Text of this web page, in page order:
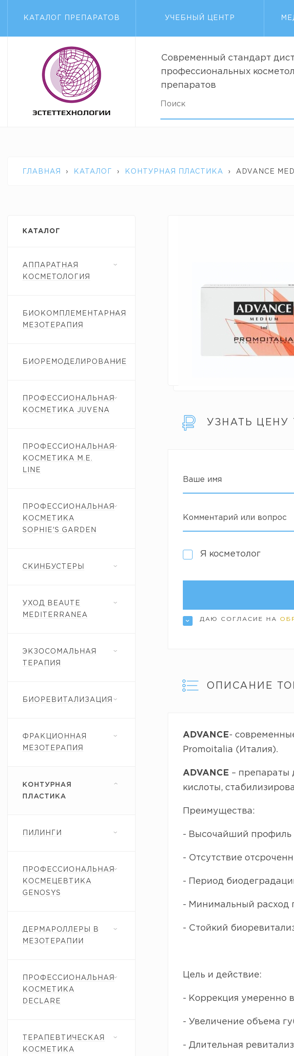
КАТАЛОГ ПРЕПАРАТОВ УЧЕБНЫЙ ЦЕНТР
Современный стандарт
профессиональных
препаратов
ГЛАВНАЯ › КАТАЛОГ › КОНТУРНАЯ ПЛАСТИКА › ADVANCE
КАТАЛОГ
АППАРАТНАЯ
КОСМЕТОЛОГИЯ
БИОКОМПЛЕМЕНТАРНАЯ
МЕЗОТЕРАПИЯ
БИОРЕМОДЕЛИРОВАНИЕ
ПРОФЕССИОНАЛЬНАЯ
КОСМЕТИКА JUVENA
ПРОФЕССИОНАЛЬНАЯ
КОСМЕТИКА M.E.
LINE
ПРОФЕССИОНАЛЬНАЯ
КОСМЕТИКА
SOPHIE'S GARDEN
СКИНБУСТЕРЫ
УХОД BEAUTE
MEDITERRANEA
ЭКЗОСОМАЛЬНАЯ
ТЕРАПИЯ
БИОРЕВИТАЛИЗАЦИЯ
ФРАКЦИОННАЯ
МЕЗОТЕРАПИЯ
КОНТУРНАЯ
ПЛАСТИКА
ПИЛИНГИ
ПРОФЕССИОНАЛЬНАЯ
КОСМЕЦЕВТИКА
GENOSYS
ДЕРМАРОЛЛЕРЫ В
МЕЗОТЕРАПИИ
ПРОФЕССИОНАЛЬНАЯ
КОСМЕТИКА
DECLARE
ТЕРАПЕВТИЧЕСКАЯ
КОСМЕТИКА
УЗНАТЬ ЦЕНУ
Ваше имя
Комментарий или вопрос
Я косметолог
ДАЮ СОГЛАСИЕ НА
ОПИСАНИЕ
ADVANCE-
Promoitalia (Италия).
ADVANCE – препараты
кислоты,
Преимущества:
- Высочайший профиль
- Отсутствие
- Период
- Минимальный расход
- Стойкий
Цель и действие:
- Коррекция умеренно
- Увеличение объема
- Длительная